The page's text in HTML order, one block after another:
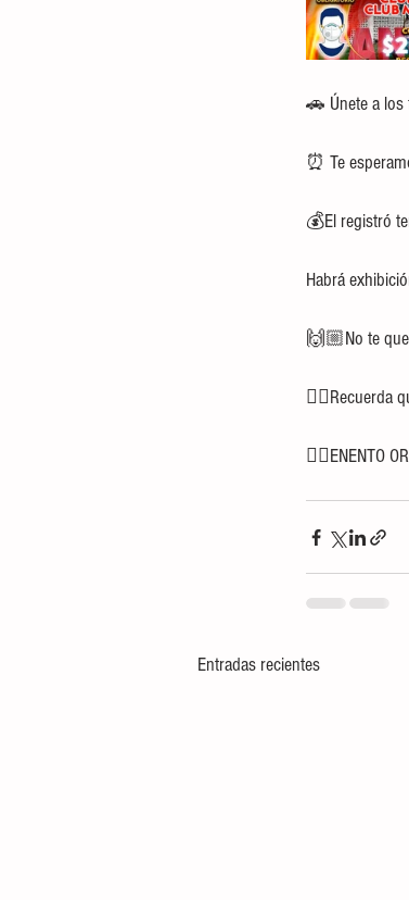
🚗 Únete a los
⏰ Te
💰El registró
Habrá
🙌🏼No te
👉🏼Recuerda
👉🏻ENENTO
Entradas recientes